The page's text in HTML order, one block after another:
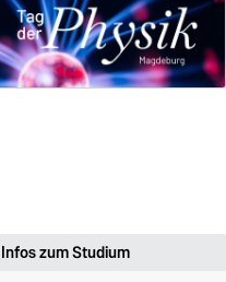
Infos zum Studium